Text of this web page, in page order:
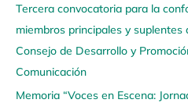
Tercera convocatoria para la
miembros principales y suplentes
Consejo de Desarrollo y
Comunicación
Memoria “Voces en Escena: